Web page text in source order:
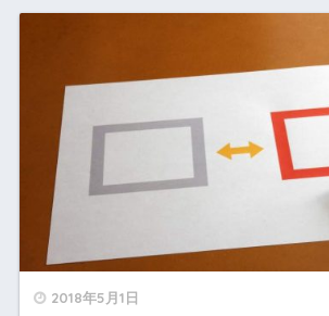
2018年5月1日